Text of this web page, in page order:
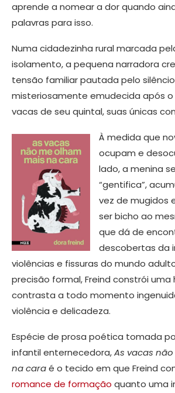
aprende a nomear a dor quando
palavras para isso.
Numa cidadezinha rural marcada
isolamento, a pequena narradora
tensão familiar pautada pelo
misteriosamente emudecida após o
vacas de seu quintal, suas únicas
À medida que
ocupam e
lado, a menina
“gentifica”,
vez de mugidos
ser bicho ao
que dá de
descobertas da
violências e fissuras do mundo
precisão formal, Freind constrói uma
contrasta a todo momento
violência e delicadeza.
Espécie de prosa poética tomada
infantil enternecedora,As vacas
na caraé o tecido em que Freind
romance de formação quanto uma